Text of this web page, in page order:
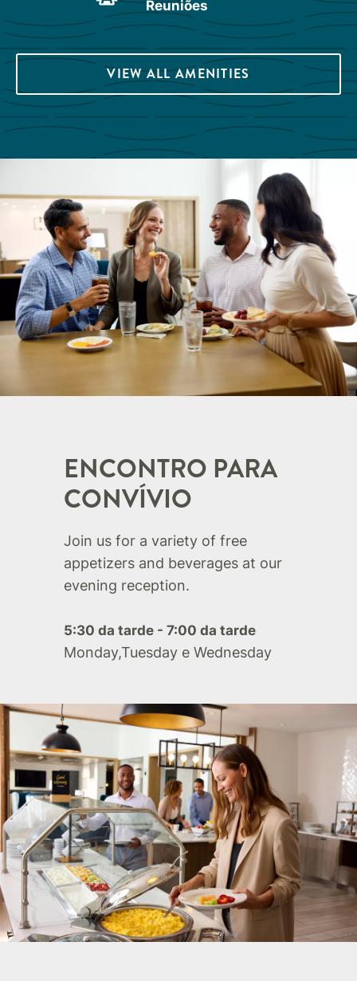
Reuniões
VIEW ALL AMENITIES
ENCONTRO PARA
CONVÍVIO
Join us for a variety of free
appetizers and beverages at our
evening reception.
5:30 da tarde - 7:00 da tarde
Monday,Tuesday e Wednesday